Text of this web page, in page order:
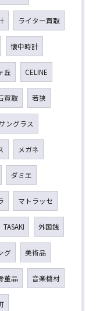
ライター買取
懐中時計
丘 CELINE
買取 若狭
ングラス
メガネ
ダミエ
マトラッセ
TASAKI 外国銭
グ 美術品
董品 音楽機材